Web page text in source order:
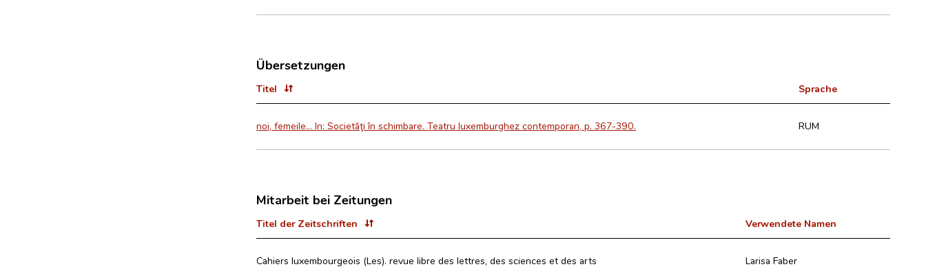
Übersetzungen
Titel Sprache
noi, femeile... In: Societăţi în schimbare. Teatru luxemburghez contemporan, p. 367-390. RUM
Mitarbeit bei Zeitungen
Titel der Zeitschriften Verwendete Namen
Cahiers luxembourgeois (Les). revue libre des lettres, des sciences et des arts Larisa Faber